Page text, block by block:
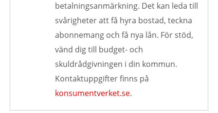
betalningsanmärkning. Det kan leda till
svårigheter att få hyra bostad, teckna
abonnemang och få nya lån. För stöd,
vänd dig till budget- och
skuldrådgivningen i din kommun.
Kontaktuppgifter finns på
konsumentverket.se.